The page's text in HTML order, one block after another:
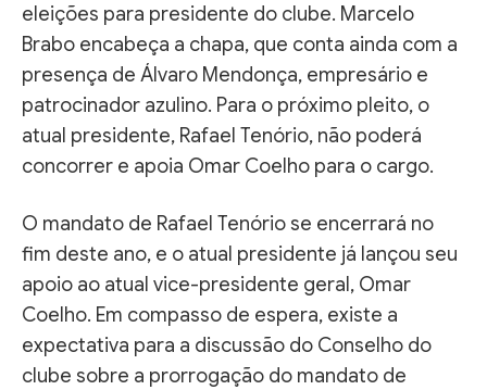
eleições para presidente do clube. Marcelo
Brabo encabeça a chapa, que conta ainda com a
presença de Álvaro Mendonça, empresário e
patrocinador azulino. Para o próximo pleito, o
atual presidente, Rafael Tenório, não poderá
concorrer e apoia Omar Coelho para o cargo.
O mandato de Rafael Tenório se encerrará no
fim deste ano, e o atual presidente já lançou seu
apoio ao atual vice-presidente geral, Omar
Coelho. Em compasso de espera, existe a
expectativa para a discussão do Conselho do
clube sobre a prorrogação do mandato de